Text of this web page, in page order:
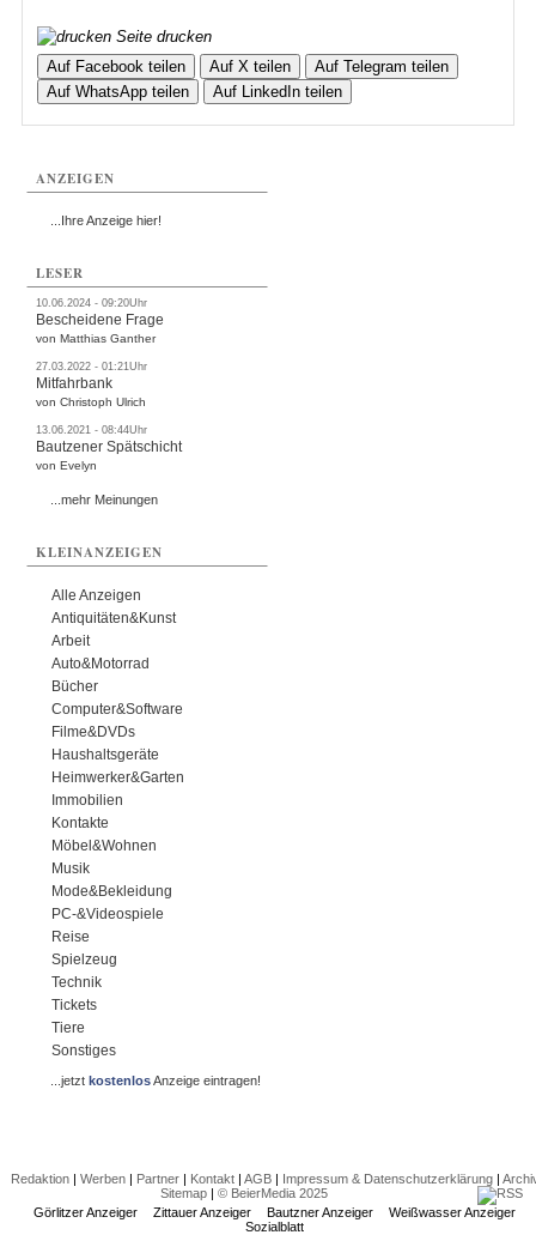
Seite drucken
Auf Facebook teilen
Auf X teilen
Auf Telegram teilen
Auf WhatsApp teilen
Auf LinkedIn teilen
ANZEIGEN
...Ihre Anzeige hier!
LESER
10.06.2024 - 09:20Uhr
Bescheidene Frage
von Matthias Ganther
27.03.2022 - 01:21Uhr
Mitfahrbank
von Christoph Ulrich
13.06.2021 - 08:44Uhr
Bautzener Spätschicht
von Evelyn
...mehr Meinungen
KLEINANZEIGEN
Alle Anzeigen
Antiquitäten&Kunst
Arbeit
Auto&Motorrad
Bücher
Computer&Software
Filme&DVDs
Haushaltsgeräte
Heimwerker&Garten
Immobilien
Kontakte
Möbel&Wohnen
Musik
Mode&Bekleidung
PC-&Videospiele
Reise
Spielzeug
Technik
Tickets
Tiere
Sonstiges
...jetztkostenlosAnzeige eintragen!
Redaktion| Werben| Partner| Kontakt| AGB| Impressum & Datenschutzerklärung|
Sitemap| © BeierMedia 2025
Görlitzer Anzeiger
Zittauer Anzeiger Bautzner Anzeiger
Weißwasser Anzeiger
Sozialblatt